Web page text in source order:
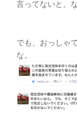
言ってないと。
でも、おっしゃ
な。